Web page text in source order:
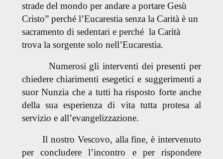
strade del mondo per andare a portare Gesù
Cristo”perché l’Eucarestia senza la Carità è un
sacramento di sedentari e perché la Carità
trova la sorgente solo nell’Eucarestia.
Numerosi gli interventi dei presenti per
chiedere chiarimenti esegetici e suggerimenti a
suor Nunzia che a tutti ha risposto forte anche
della sua esperienza di vita tutta protesa al
servizio e all’evangelizzazione.
Il nostro Vescovo, alla fine, è intervenuto
per concludere l’incontro e per rispondere